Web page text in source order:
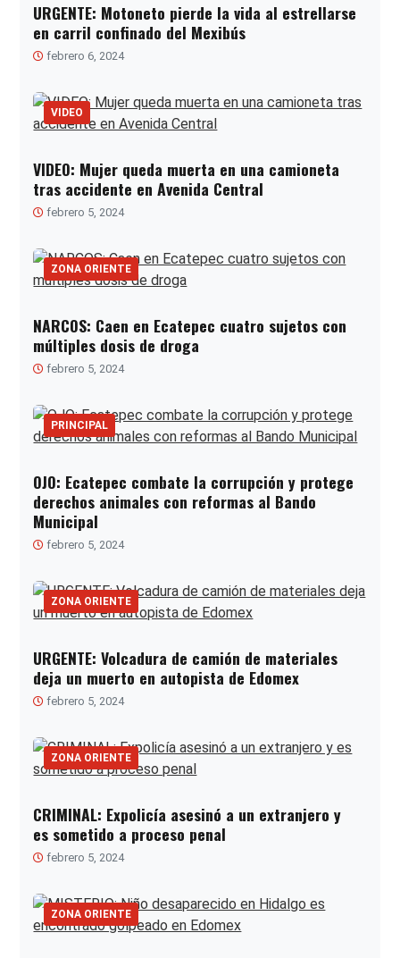
URGENTE: Motoneto pierde la vida al estrellarse
en carril confinado del Mexibús
febrero 6, 2024
VIDEO
VIDEO: Mujer queda muerta en una camioneta
tras accidente en Avenida Central
febrero 5, 2024
ZONA ORIENTE
NARCOS: Caen en Ecatepec cuatro sujetos con
múltiples dosis de droga
febrero 5, 2024
PRINCIPAL
OJO: Ecatepec combate la corrupción y protege
derechos animales con reformas al Bando
Municipal
febrero 5, 2024
ZONA ORIENTE
URGENTE: Volcadura de camión de materiales
deja un muerto en autopista de Edomex
febrero 5, 2024
ZONA ORIENTE
CRIMINAL: Expolicía asesinó a un extranjero y
es sometido a proceso penal
febrero 5, 2024
ZONA ORIENTE